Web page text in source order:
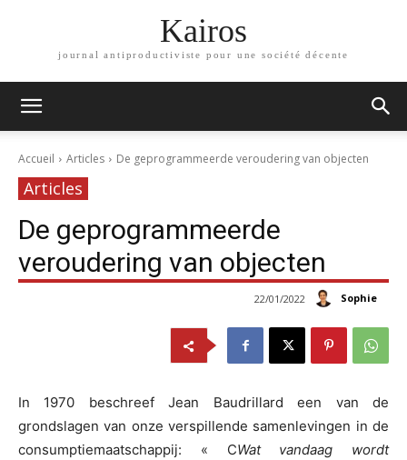
Kairos
journal antiproductiviste pour une société décente
Accueil Articles De geprogrammeerde veroudering van objecten
Articles
De geprogrammeerde
veroudering van objecten
Sophie
22/01/2022
In 1970 beschreef Jean Baudrillard een van de
grondslagen van onze verspillende samenlevingen in de
consumptiemaatschappij: « CWat vandaag wordt